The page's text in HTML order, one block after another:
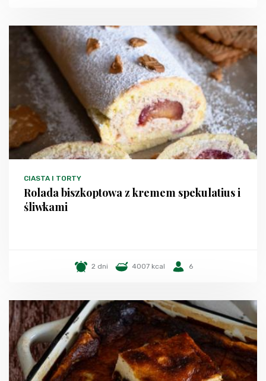
CIASTA I TORTY
Rolada biszkoptowa z kremem spekulatius i
śliwkami
2 dni 4007 kcal 6